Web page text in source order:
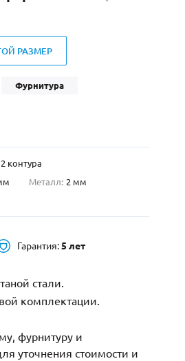
(499)
РАЗМЕР
Фурнитура
2 контура
Металл: 2 мм
Гарантия:5 лет
стали.
комплектации.
фурнитуру и
уточнения стоимости и